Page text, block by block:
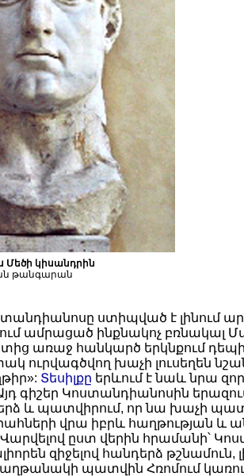
Մեծի կիսանդրին
թանգարան
ստիպված է լինում
ամրացած ինքնակոչ բռնակալ
առաջ հանկարծ երկնքում
ուրվագծվող խաչի լուսեղեն
Տեսիլքը երևում է նաև նրա
գիշեր Կոստանդիանոսին
և պատվիրում, որ նա խաչի
վրա իբրև հաղթության և
Վարվելով ըստ վերին հրամանի՝
զիջելով հանդերձ
պատվին Հռոմում